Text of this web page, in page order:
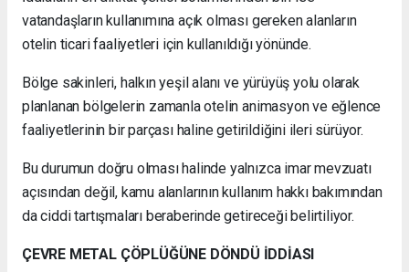
vatandaşların kullanımına açık olması gereken alanların
otelin ticari faaliyetleri için kullanıldığı yönünde.
Bölge sakinleri, halkın yeşil alanı ve yürüyüş yolu olarak
planlanan bölgelerin zamanla otelin animasyon ve eğlence
faaliyetlerinin bir parçası haline getirildiğini ileri sürüyor.
Bu durumun doğru olması halinde yalnızca imar mevzuatı
açısından değil, kamu alanlarının kullanım hakkı bakımından
da ciddi tartışmaları beraberinde getireceği belirtiliyor.
ÇEVRE METAL ÇÖPLÜĞÜNE DÖNDÜ İDDİASI